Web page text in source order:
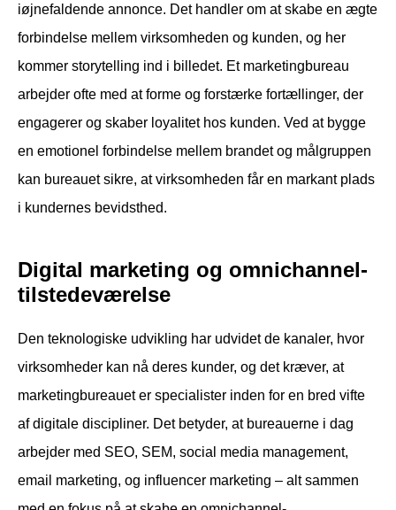
iøjnefaldende annonce. Det handler om at skabe en ægte
forbindelse mellem virksomheden og kunden, og her
kommer storytelling ind i billedet. Et marketingbureau
arbejder ofte med at forme og forstærke fortællinger, der
engagerer og skaber loyalitet hos kunden. Ved at bygge
en emotionel forbindelse mellem brandet og målgruppen
kan bureauet sikre, at virksomheden får en markant plads
i kundernes bevidsthed.
Digital marketing og omnichannel-
tilstedeværelse
Den teknologiske udvikling har udvidet de kanaler, hvor
virksomheder kan nå deres kunder, og det kræver, at
marketingbureauet er specialister inden for en bred vifte
af digitale discipliner. Det betyder, at bureauerne i dag
arbejder med SEO, SEM, social media management,
email marketing, og influencer marketing – alt sammen